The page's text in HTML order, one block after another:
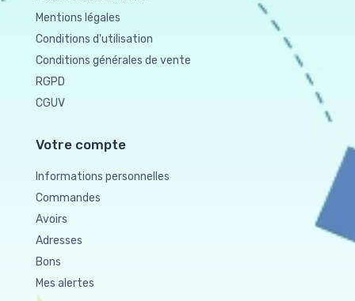
Mentions légales
Conditions d'utilisation
Conditions générales de vente
RGPD
CGUV
Votre compte
Informations personnelles
Commandes
Avoirs
Adresses
Bons
Mes alertes